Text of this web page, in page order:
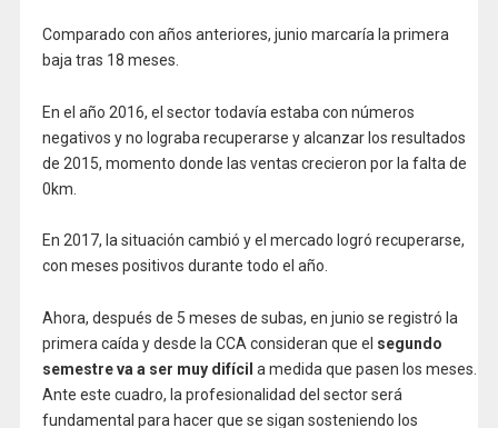
Comparado con años anteriores, junio marcaría la primera
baja tras 18 meses.
En el año 2016, el sector todavía estaba con números
negativos y no lograba recuperarse y alcanzar los resultados
de 2015, momento donde las ventas crecieron por la falta de
0km.
En 2017, la situación cambió y el mercado logró recuperarse,
con meses positivos durante todo el año.
Ahora, después de 5 meses de subas, en junio se registró la
primera caída y desde la CCA consideran que el segundo
semestre va a ser muy difícil a medida que pasen los meses.
Ante este cuadro, la profesionalidad del sector será
fundamental para hacer que se sigan sosteniendo los